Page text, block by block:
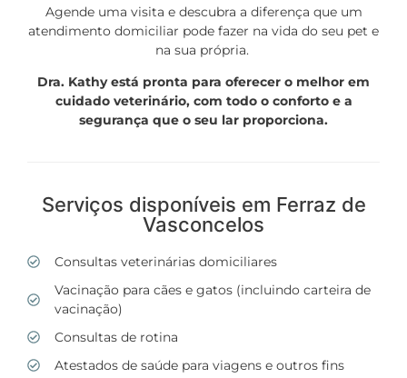
Agende uma visita e descubra a diferença que um
atendimento domiciliar pode fazer na vida do seu pet e
na sua própria.
Dra. Kathy está pronta para oferecer o melhor em
cuidado veterinário, com todo o conforto e a
segurança que o seu lar proporciona.
Serviços disponíveis em Ferraz de
Vasconcelos
Consultas veterinárias domiciliares
Vacinação para cães e gatos (incluindo carteira de
vacinação)
Consultas de rotina
Atestados de saúde para viagens e outros fins